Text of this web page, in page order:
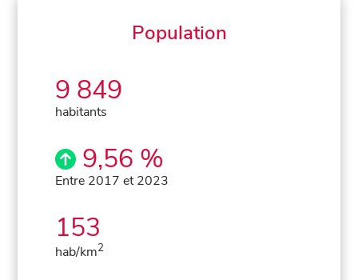
Population
9 849
habitants
9,56 %
Entre 2017 et 2023
153
hab/km2